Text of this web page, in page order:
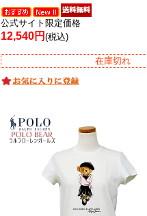
公式サイト限定価格
12,540円(税込)
在庫切れ